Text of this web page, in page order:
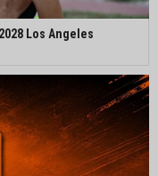
Los Angeles